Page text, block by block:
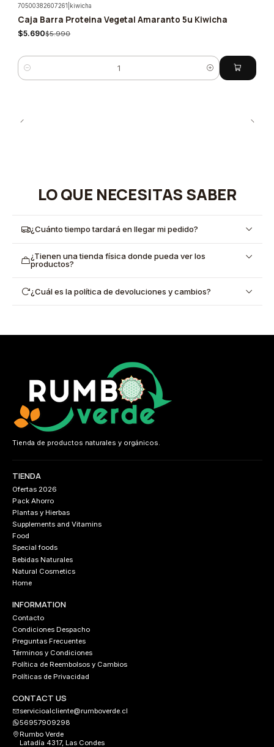
-5%
70500382607261 kiwicha
Caja Barra Proteina Vegetal Amaranto 5u Kiwicha
$5.690$5.990
Quantity
LO QUE NECESITAS SABER
¿Cuánto tiempo tardará en llegar mi pedido?
¿Tienen una tienda física donde pueda ver los
productos?
¿Cuál es la política de devoluciones y cambios?
Tienda de productos naturales y orgánicos.
TIENDA
Ofertas 2026
Pack Ahorro
Plantas y Hierbas
Supplements and Vitamins
Food
Special foods
Bebidas Naturales
Natural Cosmetics
Home
INFORMATION
Contacto
Condiciones Despacho
Preguntas Frecuentes
Términos y Condiciones
Política de Reembolsos y Cambios
Políticas de Privacidad
CONTACT US
servicioalcliente@rumboverde.cl
56957909298
Rumbo Verde
Latadía 4317, Las Condes